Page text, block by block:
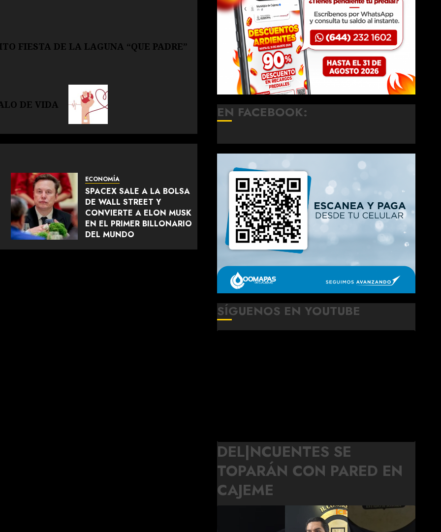
FIESTA DE LA LAGUNA “QUE PADRE”
DE VIDA
ECONOMÍA
SPACEX SALE A LA BOLSA
DE WALL STREET Y
CONVIERTE A ELON MUSK
EN EL PRIMER BILLONARIO
DEL MUNDO
JUNIO 12, 2026 0
EN FACEBOOK:
SÍGUENOS EN YOUTUBE
DEL|NCUENTES SE
TOPARÁN CON PARED EN
CAJEME